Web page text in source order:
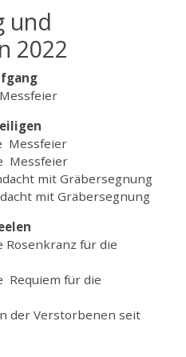
und
2022
Messfeier
Messfeier
mit Gräbersegnung
mit Gräbersegnung
für die
für die
der Verstorbenen seit